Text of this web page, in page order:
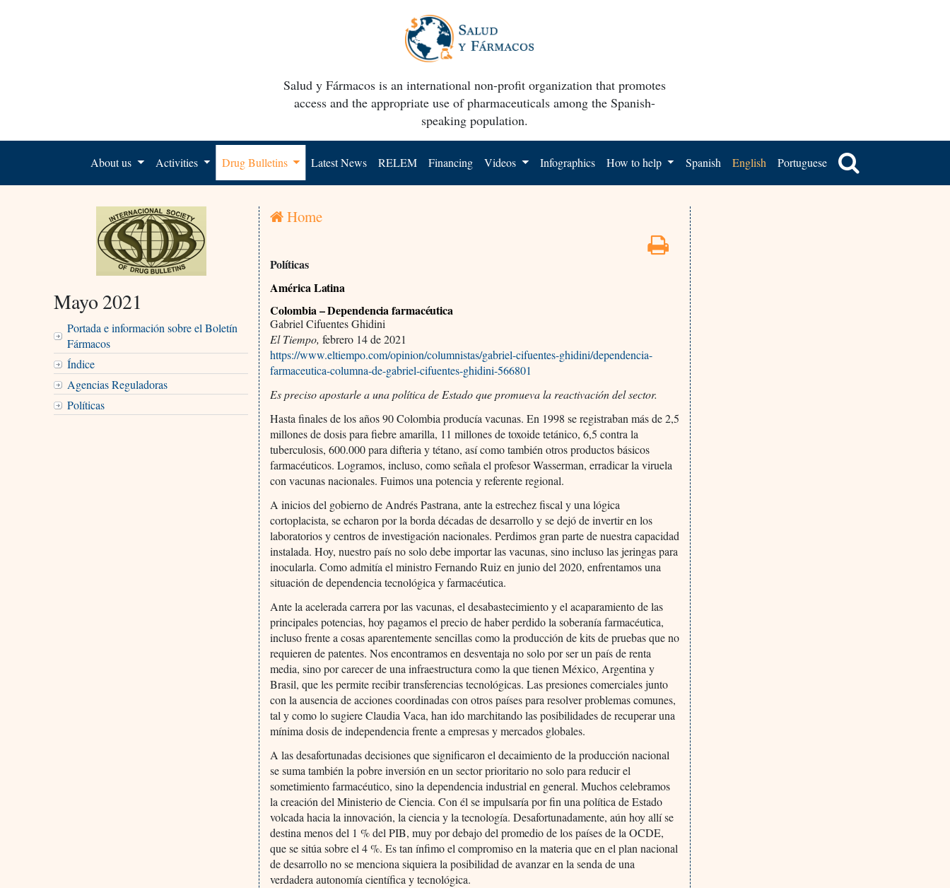
Salud y Fármacos is an international non-profit organization that promotes
access and the appropriate use of pharmaceuticals among the Spanish-
speaking population.
About us Activities Drug Bulletins Latest News RELEM Financing Videos Infographics How to help Spanish English Portuguese
Mayo 2021
Portada e información sobre el Boletín
Fármacos
Índice
Agencias Reguladoras
Políticas
Home
Políticas
América Latina
Colombia – Dependencia farmacéutica
Gabriel Cifuentes Ghidini
El Tiempo, febrero 14 de 2021
https://www.eltiempo.com/opinion/columnistas/gabriel-cifuentes-ghidini/dependencia-
farmaceutica-columna-de-gabriel-cifuentes-ghidini-566801
Es preciso apostarle a una política de Estado que promueva la reactivación del sector.
Hasta finales de los años 90 Colombia producía vacunas. En 1998 se registraban más de 2,5
millones de dosis para fiebre amarilla, 11 millones de toxoide tetánico, 6,5 contra la
tuberculosis, 600.000 para difteria y tétano, así como también otros productos básicos
farmacéuticos. Logramos, incluso, como señala el profesor Wasserman, erradicar la viruela
con vacunas nacionales. Fuimos una potencia y referente regional.
A inicios del gobierno de Andrés Pastrana, ante la estrechez fiscal y una lógica
cortoplacista, se echaron por la borda décadas de desarrollo y se dejó de invertir en los
laboratorios y centros de investigación nacionales. Perdimos gran parte de nuestra capacidad
instalada. Hoy, nuestro país no solo debe importar las vacunas, sino incluso las jeringas para
inocularla. Como admitía el ministro Fernando Ruiz en junio del 2020, enfrentamos una
situación de dependencia tecnológica y farmacéutica.
Ante la acelerada carrera por las vacunas, el desabastecimiento y el acaparamiento de las
principales potencias, hoy pagamos el precio de haber perdido la soberanía farmacéutica,
incluso frente a cosas aparentemente sencillas como la producción de kits de pruebas que no
requieren de patentes. Nos encontramos en desventaja no solo por ser un país de renta
media, sino por carecer de una infraestructura como la que tienen México, Argentina y
Brasil, que les permite recibir transferencias tecnológicas. Las presiones comerciales junto
con la ausencia de acciones coordinadas con otros países para resolver problemas comunes,
tal y como lo sugiere Claudia Vaca, han ido marchitando las posibilidades de recuperar una
mínima dosis de independencia frente a empresas y mercados globales.
A las desafortunadas decisiones que significaron el decaimiento de la producción nacional
se suma también la pobre inversión en un sector prioritario no solo para reducir el
sometimiento farmacéutico, sino la dependencia industrial en general. Muchos celebramos
la creación del Ministerio de Ciencia. Con él se impulsaría por fin una política de Estado
volcada hacia la innovación, la ciencia y la tecnología. Desafortunadamente, aún hoy allí se
destina menos del 1 % del PIB, muy por debajo del promedio de los países de la OCDE,
que se sitúa sobre el 4 %. Es tan ínfimo el compromiso en la materia que en el plan nacional
de desarrollo no se menciona siquiera la posibilidad de avanzar en la senda de una
verdadera autonomía científica y tecnológica.